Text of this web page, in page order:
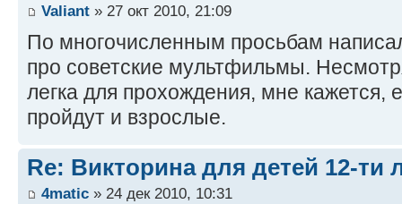
Valiant » 27 окт 2010, 21:09
По многочисленным просьбам
про советские мультфильмы.
легка для прохождения, мне кажется,
пройдут и взрослые.
Re: Викторина для детей 12-ти
4matic » 24 дек 2010, 10:31